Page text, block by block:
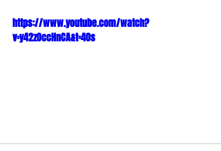
https://www.youtube.com/watch?
v=y42zOccHnCA&t=40s